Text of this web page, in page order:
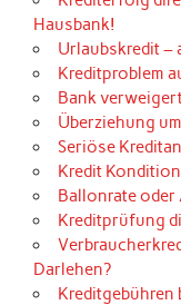
Hausbank!
Urlaubskredit –
Kreditproblem
Bank
Überziehung
Seriöse
Kredit
Ballonrate
Kreditprüfung
Darlehen?
Kreditgebühren